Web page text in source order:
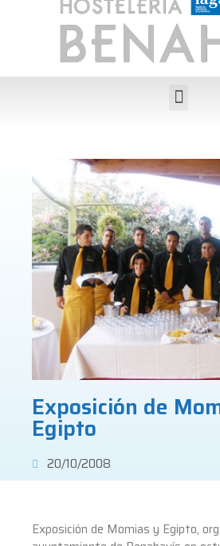
Exposición de
Egipto
20/10/2008
Exposición de Momias y Egipto,